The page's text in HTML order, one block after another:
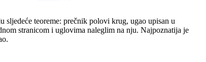
sljedeće teoreme: prečnik polovi krug, ugao upisan u
stranicom i uglovima naleglim na nju. Najpoznatija je